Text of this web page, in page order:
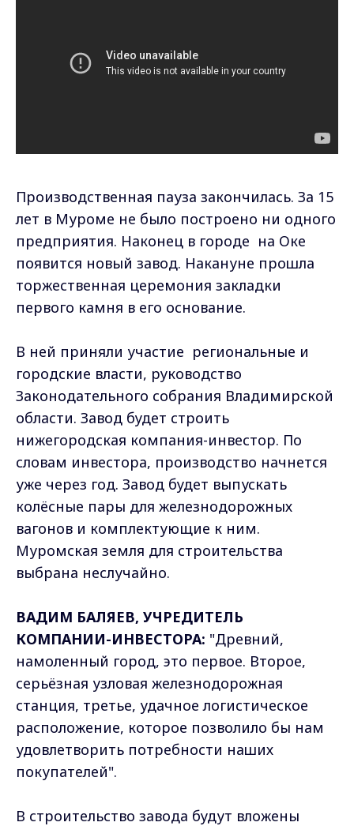
Производственная пауза закончилась. За 15
лет в Муроме не было построено ни одного
предприятия. Наконец в городе на Оке
появится новый завод. Накануне прошла
торжественная церемония закладки
первого камня в его основание.
В ней приняли участие региональные и
городские власти, руководство
Законодательного собрания Владимирской
области. Завод будет строить
нижегородская компания-инвестор. По
словам инвестора, производство начнется
уже через год. Завод будет выпускать
колёсные пары для железнодорожных
вагонов и комплектующие к ним.
Муромская земля для строительства
выбрана неслучайно.
ВАДИМ БАЛЯЕВ, УЧРЕДИТЕЛЬ
КОМПАНИИ-ИНВЕСТОРА: "Древний,
намоленный город, это первое. Второе,
серьёзная узловая железнодорожная
станция, третье, удачное логистическое
расположение, которое позволило бы нам
удовлетворить потребности наших
покупателей".
В строительство завода будут вложены